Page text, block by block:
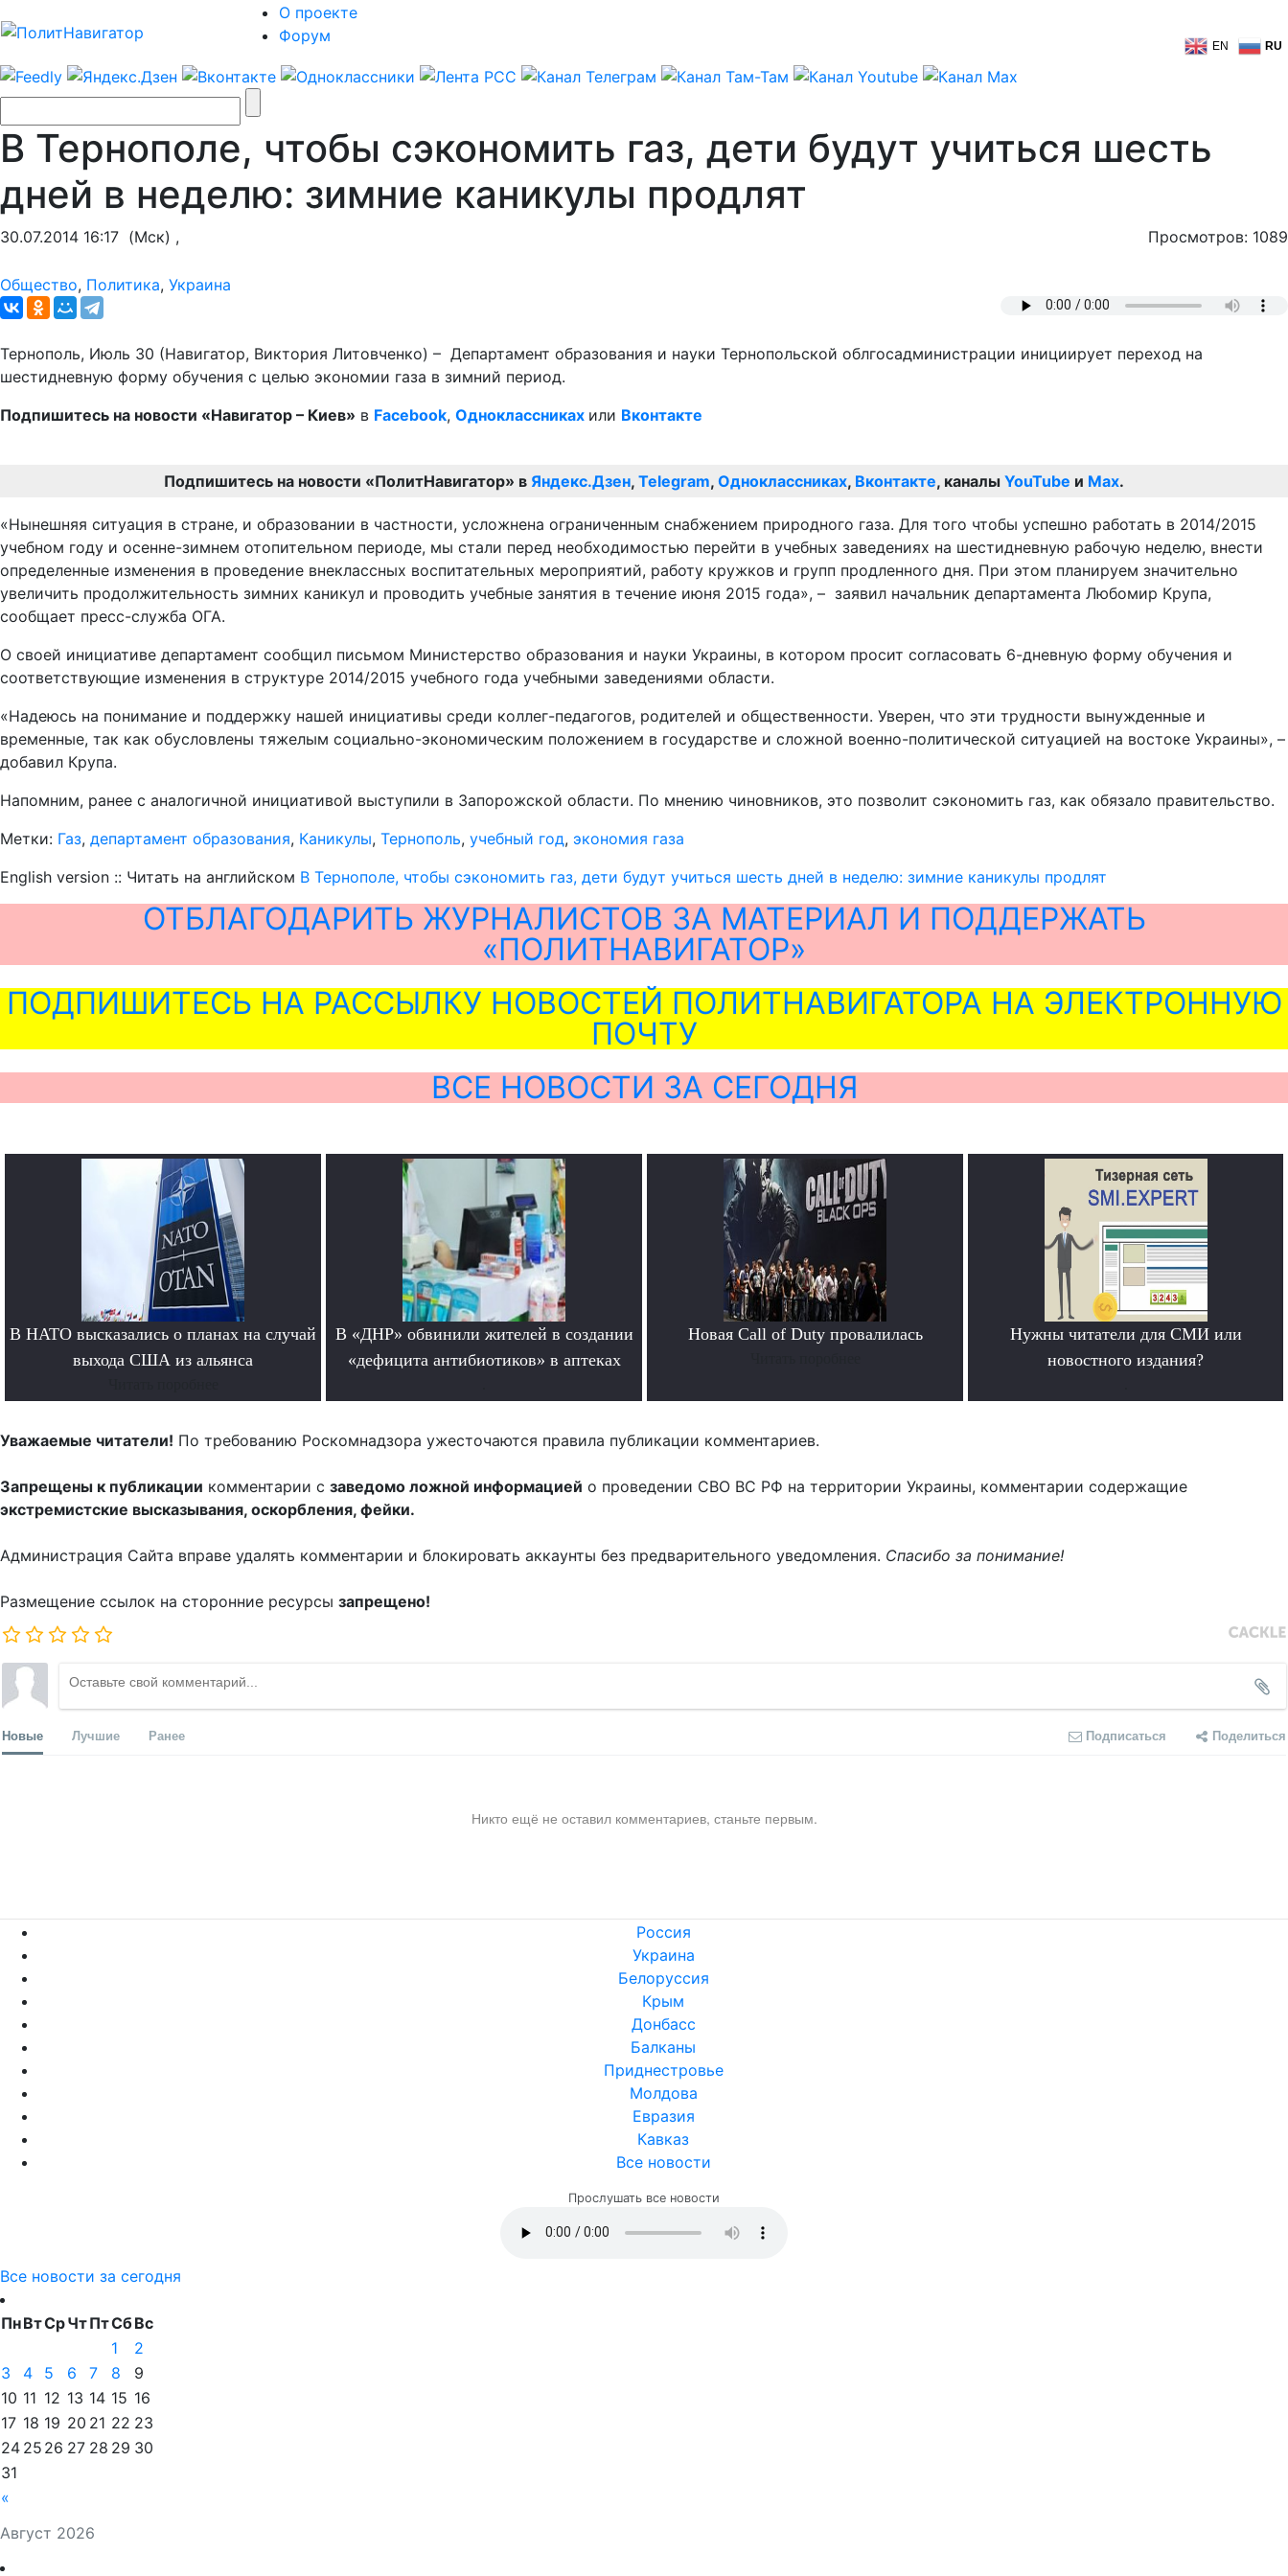
О проекте
Форум
EN RU
В Тернополе, чтобы сэкономить газ, дети будут учиться шесть
дней в неделю: зимние каникулы продлят
30.07.2014 16:17 (Мск) , Просмотров: 1089
Общество, Политика, Украина
Тернополь, Июль 30 (Навигатор, Виктория Литовченко) – Департамент образования и науки Тернопольской облгосадминистрации инициирует переход на
шестидневную форму обучения с целью экономии газа в зимний период.
Подпишитесь на новости «Навигатор – Киев» в Facebook, Одноклассниках или Вконтакте
Подпишитесь на новости «ПолитНавигатор» в Яндекс.Дзен, Telegram, Одноклассниках, Вконтакте, каналы YouTube и Max.
«Нынешняя ситуация в стране, и образовании в частности, усложнена ограниченным снабжением природного газа. Для того чтобы успешно работать в 2014/2015
учебном году и осенне-зимнем отопительном периоде, мы стали перед необходимостью перейти в учебных заведениях на шестидневную рабочую неделю, внести
определенные изменения в проведение внеклассных воспитательных мероприятий, работу кружков и групп продленного дня. При этом планируем значительно
увеличить продолжительность зимних каникул и проводить учебные занятия в течение июня 2015 года», – заявил начальник департамента Любомир Крупа,
сообщает пресс-служба ОГА.
О своей инициативе департамент сообщил письмом Министерство образования и науки Украины, в котором просит согласовать 6-дневную форму обучения и
соответствующие изменения в структуре 2014/2015 учебного года учебными заведениями области.
«Надеюсь на понимание и поддержку нашей инициативы среди коллег-педагогов, родителей и общественности. Уверен, что эти трудности вынужденные и
временные, так как обусловлены тяжелым социально-экономическим положением в государстве и сложной военно-политической ситуацией на востоке Украины», –
добавил Крупа.
Напомним, ранее с аналогичной инициативой выступили в Запорожской области. По мнению чиновников, это позволит сэкономить газ, как обязало правительство.
Метки: Газ, департамент образования, Каникулы, Тернополь, учебный год, экономия газа
English version :: Читать на английском В Тернополе, чтобы сэкономить газ, дети будут учиться шесть дней в неделю: зимние каникулы продлят
ОТБЛАГОДАРИТЬ ЖУРНАЛИСТОВ ЗА МАТЕРИАЛ И ПОДДЕРЖАТЬ
«ПОЛИТНАВИГАТОР»
ПОДПИШИТЕСЬ НА РАССЫЛКУ НОВОСТЕЙ ПОЛИТНАВИГАТОРА НА ЭЛЕКТРОННУЮ
ПОЧТУ
ВСЕ НОВОСТИ ЗА СЕГОДНЯ
В НАТО высказались о планах на случай
выхода США из альянса
В «ДНР» обвинили жителей в создании
«дефицита антибиотиков» в аптеках
Новая Call of Duty провалилась
Нужны читатели для СМИ или
новостного издания?
Уважаемые читатели! По требованию Роскомнадзора ужесточаются правила публикации комментариев.
Запрещены к публикации комментарии с заведомо ложной информацией о проведении СВО ВС РФ на территории Украины, комментарии содержащие
экстремистские высказывания, оскорбления, фейки.
Администрация Сайта вправе удалять комментарии и блокировать аккаунты без предварительного уведомления. Спасибо за понимание!
Размещение ссылок на сторонние ресурсы запрещено!
Новые Лучшие Ранее Подписаться Поделиться
Никто ещё не оставил комментариев, станьте первым.
Россия
Украина
Белоруссия
Крым
Донбасс
Балканы
Приднестровье
Молдова
Евразия
Кавказ
Все новости
Прослушать все новости
Все новости за сегодня
Август 2026
ПнВтСрЧтПтСбВс
«
1
2
3
4 5 6 7 8
9
10 11 12 13 14 15 16
17 18 19 20 21 22 23
24 25 26 27 28 29 30
31